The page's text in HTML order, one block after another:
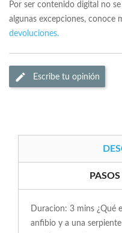
Por ser contenido digital no
algunas excepciones, conoce
devoluciones.
Escribe tu opinión
Duracion: 3 mins ¿Qué
anfibio y a una